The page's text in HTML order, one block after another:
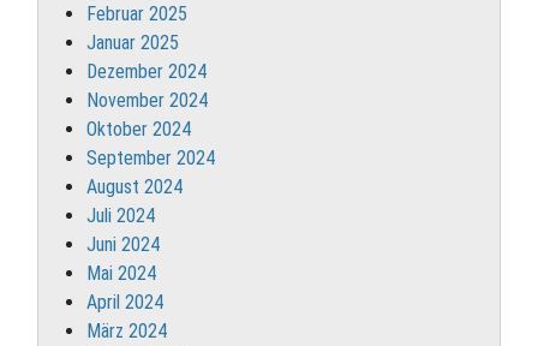
Februar 2025
Januar 2025
Dezember 2024
November 2024
Oktober 2024
September 2024
August 2024
Juli 2024
Juni 2024
Mai 2024
April 2024
März 2024